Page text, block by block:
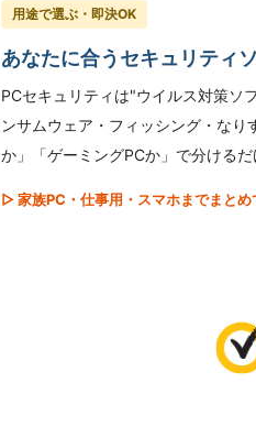
用途で選ぶ・即決OK
あなたに合うセキュリティ
PCセキュリティは"ウイルス対策ソ
ンサムウェア・フィッシング・な
か」「ゲーミングPCか」で分けるだ
▷ 家族PC・仕事用・スマホまでまと